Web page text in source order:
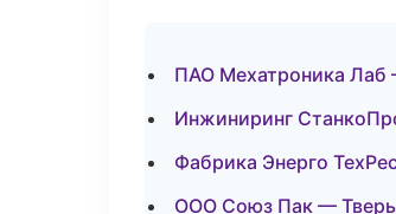
ПАО Мехатроника Лаб
Инжиниринг
Фабрика Энерго
ООО Союз Пак — Тверь